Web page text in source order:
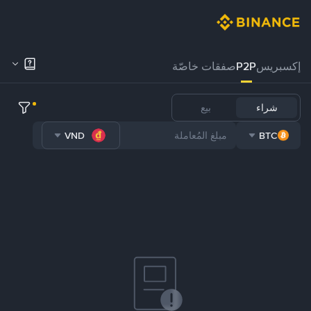
إكسبريسP2Pصفقات خاصّة
شراء بيع
BTC
VND